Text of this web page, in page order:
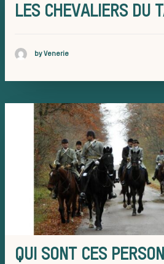
de
LES CHEVALIERS DU
by Venerie
QUI SONT CES